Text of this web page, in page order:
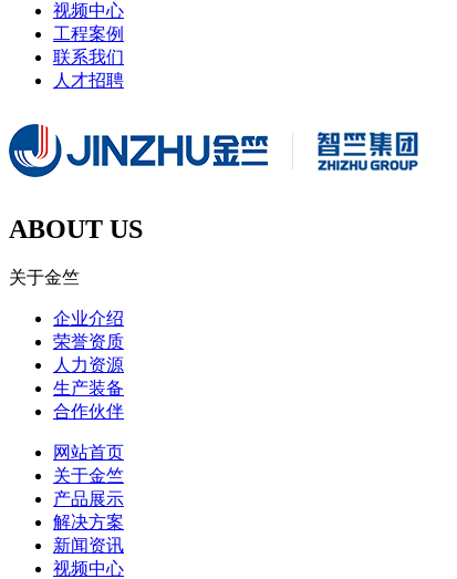
视频中心
工程案例
联系我们
人才招聘
ABOUT US
关于金竺
企业介绍
荣誉资质
人力资源
生产装备
合作伙伴
网站首页
关于金竺
产品展示
解决方案
新闻资讯
视频中心